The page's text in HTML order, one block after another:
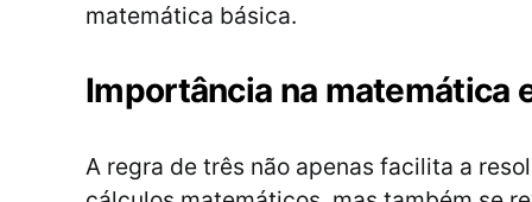
matemática básica.
Importância na matemática
A regra de três não apenas facilita a